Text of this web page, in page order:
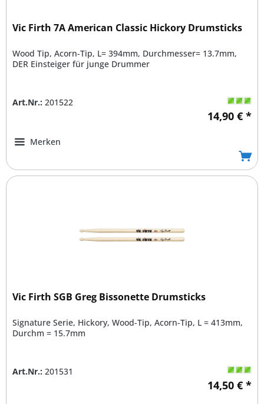
Vic Firth 7A American Classic Hickory Drumsticks
Wood Tip, Acorn-Tip, L= 394mm, Durchmesser= 13.7mm,
DER Einsteiger für junge Drummer
Art.Nr.: 201522
14,90 € *
Merken
Vic Firth SGB Greg Bissonette Drumsticks
Signature Serie, Hickory, Wood-Tip, Acorn-Tip, L = 413mm,
Durchm = 15.7mm
Art.Nr.: 201531
14,50 € *